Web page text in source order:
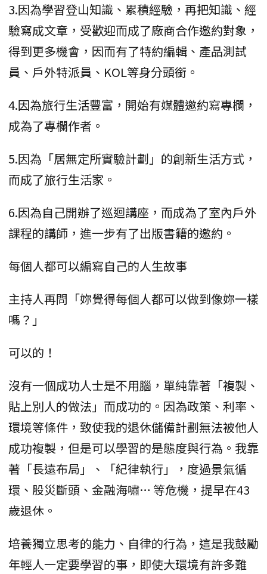
3.因為學習登山知識、累積經驗，再把知識、經
驗寫成文章，受歡迎而成了廠商合作邀約對象，
得到更多機會，因而有了特約編輯、產品測試
員、戶外特派員、KOL等身分頭銜。
4.因為旅行生活豐富，開始有媒體邀約寫專欄，
成為了專欄作者。
5.因為「居無定所實驗計劃」的創新生活方式，
而成了旅行生活家。
6.因為自己開辦了巡迴講座，而成為了室內戶外
課程的講師，進一步有了出版書籍的邀約。
每個人都可以編寫自己的人生故事
主持人再問「妳覺得每個人都可以做到像妳一樣
嗎？」
可以的！
沒有一個成功人士是不用腦，單純靠著「複製、
貼上別人的做法」而成功的。因為政策、利率、
環境等條件，致使我的退休儲備計劃無法被他人
成功複製，但是可以學習的是態度與行為。我靠
著「長遠布局」、「紀律執行」，度過景氣循
環、股災斷頭、金融海嘯… 等危機，提早在43
歲退休。
培養獨立思考的能力、自律的行為，這是我鼓勵
年輕人一定要學習的事，即使大環境有許多難